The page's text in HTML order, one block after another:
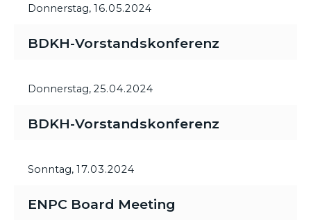
Donnerstag, 16.05.2024
BDKH-Vorstandskonferenz
Donnerstag, 25.04.2024
BDKH-Vorstandskonferenz
Sonntag, 17.03.2024
ENPC Board Meeting